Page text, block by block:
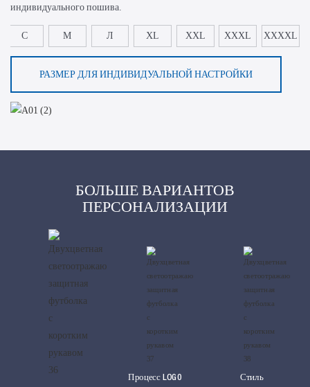
индивидуального пошива.
С М Л XL XXL XXXL XXXXL
РАЗМЕР ДЛЯ ИНДИВИДУАЛЬНОЙ НАСТРОЙКИ
БОЛЬШЕ ВАРИАНТОВ
ПЕРСОНАЛИЗАЦИИ
Процесс LOG0 Стиль